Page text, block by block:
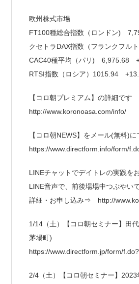
欧州株式市場
FT100種総合指数（ロンドン)
クセトラDAX指数（フランクフ
CAC40種平均（パリ) 6,975.68
RTSI指数（ロシア）1015.94
【コロ朝プレミアム】の詳細です
http://www.koronoasa.com/info/
【コロ朝NEWS】をメール(無料)に
https://www.directform.info/form/
LINEチャットでデイトレの実践を
LINE音声で、前後場場中つぶやい
詳細・お申し込み⇒ http://
1/14（土）【コロ朝セミナー】田
茅場町)
https://www.directform.jp/form/
2/4（土）【コロ朝セミナー】